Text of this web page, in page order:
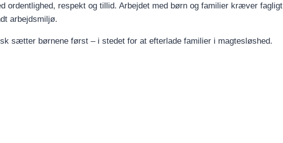
ordentlighed, respekt og tillid. Arbejdet med børn og familier kræver fagligt
arbejdsmiljø.
sætter børnene først – i stedet for at efterlade familier i magtesløshed.